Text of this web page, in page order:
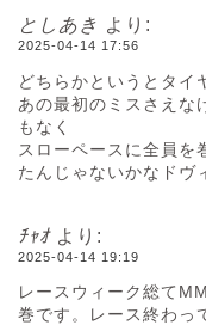
としあき より:
2025-04-14 17:56
どちらかというとタイ
あの最初のミスさえな
もなく
スローペースに全員を
たんじゃないかなドヴ
ﾁｬｵ より:
2025-04-14 19:19
レースウィーク総て
巻です。レース終わっ